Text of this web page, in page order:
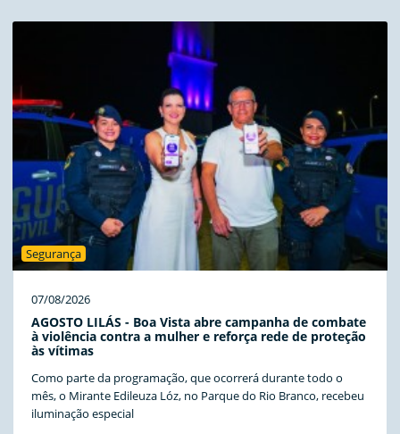
Segurança
07/08/2026
AGOSTO LILÁS - Boa Vista abre campanha de combate
à violência contra a mulher e reforça rede de proteção
às vítimas
Como parte da programação, que ocorrerá durante todo o
mês, o Mirante Edileuza Lóz, no Parque do Rio Branco, recebeu
iluminação especial